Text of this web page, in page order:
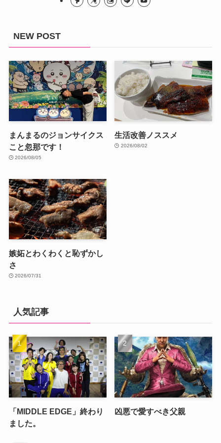
NEW POST
まんまるのジョンサイクス
こと忽那です！
2026/08/05
生活改善ノススメ
2026/08/02
嫉妬とわくわくと恥ずかし
さ
2026/07/31
人気記事
「MIDDLE EDGE」終わり
ました。
凶悪で愛すべき父親